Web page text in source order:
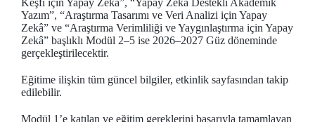
Keşfi için Yapay Zekâ”, “Yapay Zekâ Destekli Akademik
Yazım”, “Araştırma Tasarımı ve Veri Analizi için Yapay
Zekâ” ve “Araştırma Verimliliği ve Yaygınlaştırma için Yapay
Zekâ” başlıklı Modül 2–5 ise 2026–2027 Güz döneminde
gerçekleştirilecektir.
Eğitime ilişkin tüm güncel bilgiler, etkinlik sayfasından takip
edilebilir.
Modül 1’e katılan ve eğitim gereklerini başarıyla tamamlayan